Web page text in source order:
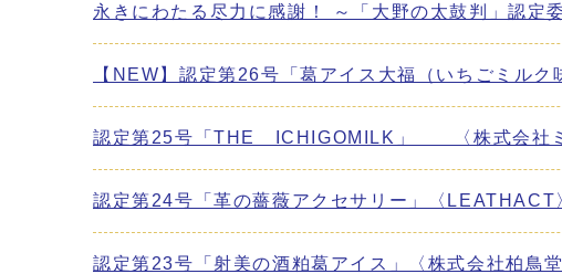
永きにわたる尽力に感謝！ ～「大野の太鼓判」認定
【NEW】認定第26号「葛アイス大福（いちごミルク
認定第25号「THE ICHIGOMILK」 〈株式会社ミ
認定第24号「革の薔薇アクセサリー」〈LEATHACT
認定第23号「射美の酒粕葛アイス」〈株式会社柏鳥堂